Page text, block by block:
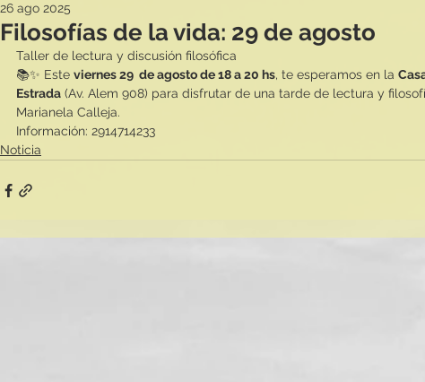
Filosofías de la vida: 29 de agosto
26 ago 2025
Taller de lectura y discusión filosófica
📚✨ Este viernes 29  de agosto de 18 a 20 hs, te esperamos en la
Estrada (Av. Alem 908) para disfrutar de una tarde de lectura y
Marianela Calleja.
Información: 2914714233
Noticia